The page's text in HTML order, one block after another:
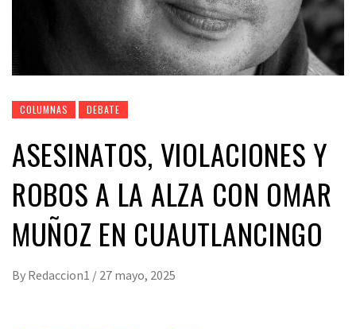
COLUMNAS DEBATE
ASESINATOS, VIOLACIONES Y
ROBOS A LA ALZA CON OMAR
MUÑOZ EN CUAUTLANCINGO
By Redaccion1 / 27 mayo, 2025